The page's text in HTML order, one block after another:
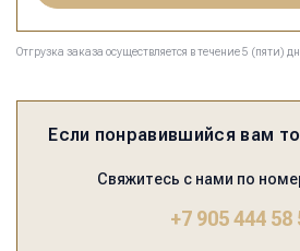
Отгрузка заказа осуществляется в течение 5 (пяти)
Если понравившийся вам
Свяжитесь с нами по
+7 905 444 58